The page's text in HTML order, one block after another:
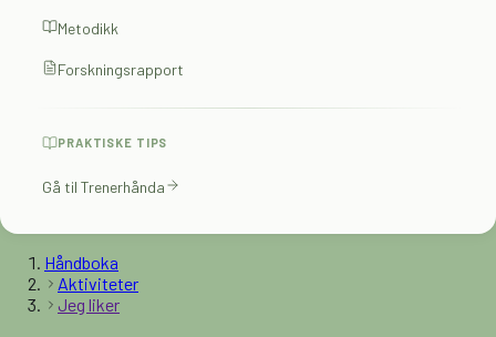
Metodikk
Forskningsrapport
PRAKTISKE TIPS
Gå til Trenerhånda
Håndboka
Aktiviteter
Jeg liker